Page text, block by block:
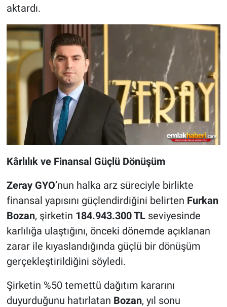
aktardı.
Kârlılık ve Finansal Güçlü Dönüşüm
Zeray GYO’nun halka arz süreciyle birlikte
finansal yapısını güçlendirdiğini belirten Furkan
Bozan, şirketin 184.943.300 TLseviyesinde
karlılığa ulaştığını, önceki dönemde açıklanan
zarar ile kıyaslandığında güçlü bir dönüşüm
gerçekleştirildiğini söyledi.
Şirketin %50 temettü dağıtım kararını
duyurduğunu hatırlatan Bozan, yıl sonu